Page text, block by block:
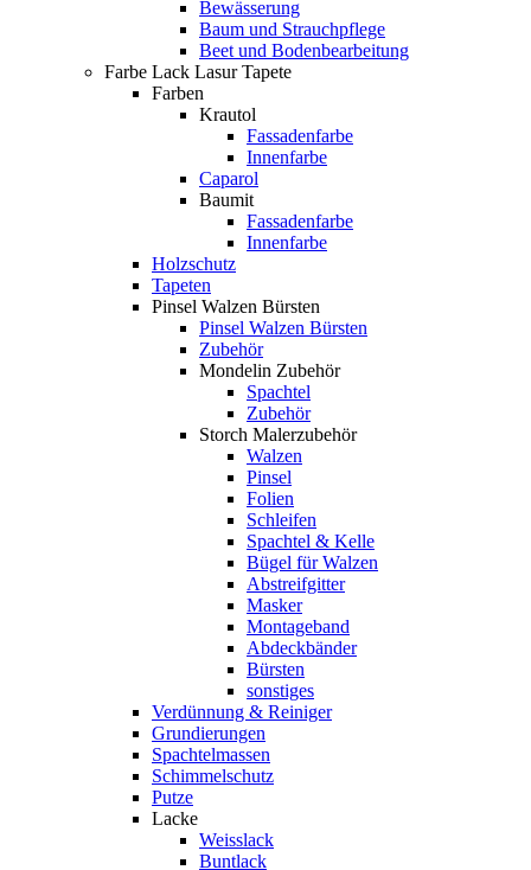
Bewässerung
Baum und Strauchpflege
Beet und Bodenbearbeitung
Farbe Lack Lasur Tapete
Farben
Krautol
Fassadenfarbe
Innenfarbe
Caparol
Baumit
Fassadenfarbe
Innenfarbe
Holzschutz
Tapeten
Pinsel Walzen Bürsten
Pinsel Walzen Bürsten
Zubehör
Mondelin Zubehör
Spachtel
Zubehör
Storch Malerzubehör
Walzen
Pinsel
Folien
Schleifen
Spachtel & Kelle
Bügel für Walzen
Abstreifgitter
Masker
Montageband
Abdeckbänder
Bürsten
sonstiges
Verdünnung & Reiniger
Grundierungen
Spachtelmassen
Schimmelschutz
Putze
Lacke
Weisslack
Buntlack